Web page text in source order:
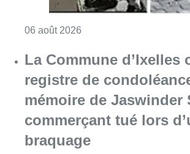
06 août 2026
La Commune d’Ixelles
registre de
mémoire de Jaswinder
commerçant tué lors
braquage